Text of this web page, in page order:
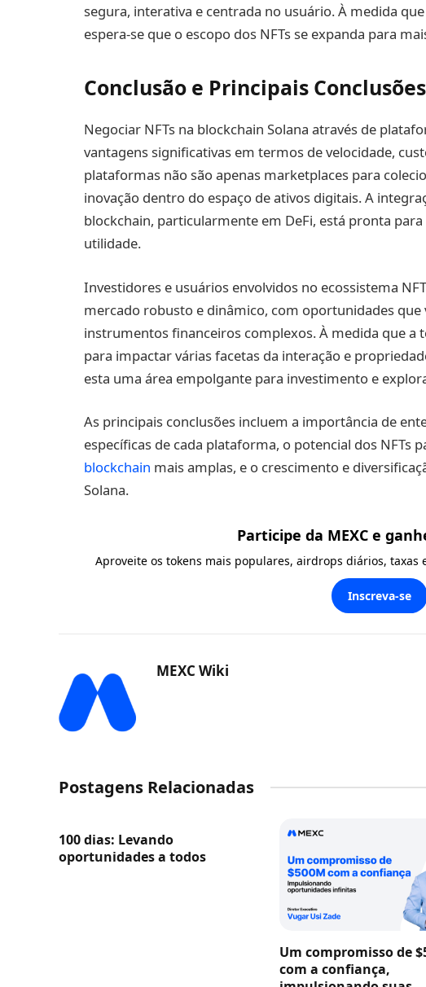
segura, interativa e centrada no usuário. À medida
espera-se que o escopo dos NFTs se expanda para
Conclusão e Principais Conclusões
Negociar NFTs na blockchain Solana através de
vantagens significativas em termos de velocidade,
plataformas não são apenas marketplaces para
inovação dentro do espaço de ativos digitais. A
blockchain, particularmente em DeFi, está pronta
utilidade.
Investidores e usuários envolvidos no ecossistema
mercado robusto e dinâmico, com oportunidades que
instrumentos financeiros complexos. À medida que a
para impactar várias facetas da interação e
esta uma área empolgante para investimento e
As principais conclusões incluem a importância de
específicas de cada plataforma, o potencial dos NFTs
blockchain mais amplas, e o crescimento e
Solana.
Participe da MEXC e
Aproveite os tokens mais populares, airdrops diários,
Inscreva-se
MEXC Wiki
Postagens Relacionadas
100 dias: Levando
oportunidades a todos
Um compromisso de
com a confiança,